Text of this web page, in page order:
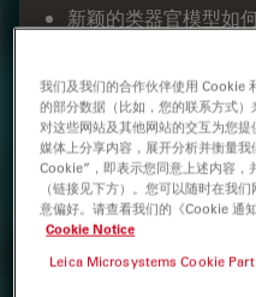
新颖的类器官模型如
不同类型的功能性人
健康的影响
模拟人脑环境与小胶
我们及我们的合作伙伴使用 Cookie
的部分数据（比如，您的联系方式
对这些网站及其他网站的交互为您
媒体上分享内容，展开分析并衡量
Cookie”，即表示您同意上述内容，
（链接见下方）。您可以随时在我
意偏好。请查看我们的《Cookie 通
Cookie Notice
Leica Microsystems Cookie